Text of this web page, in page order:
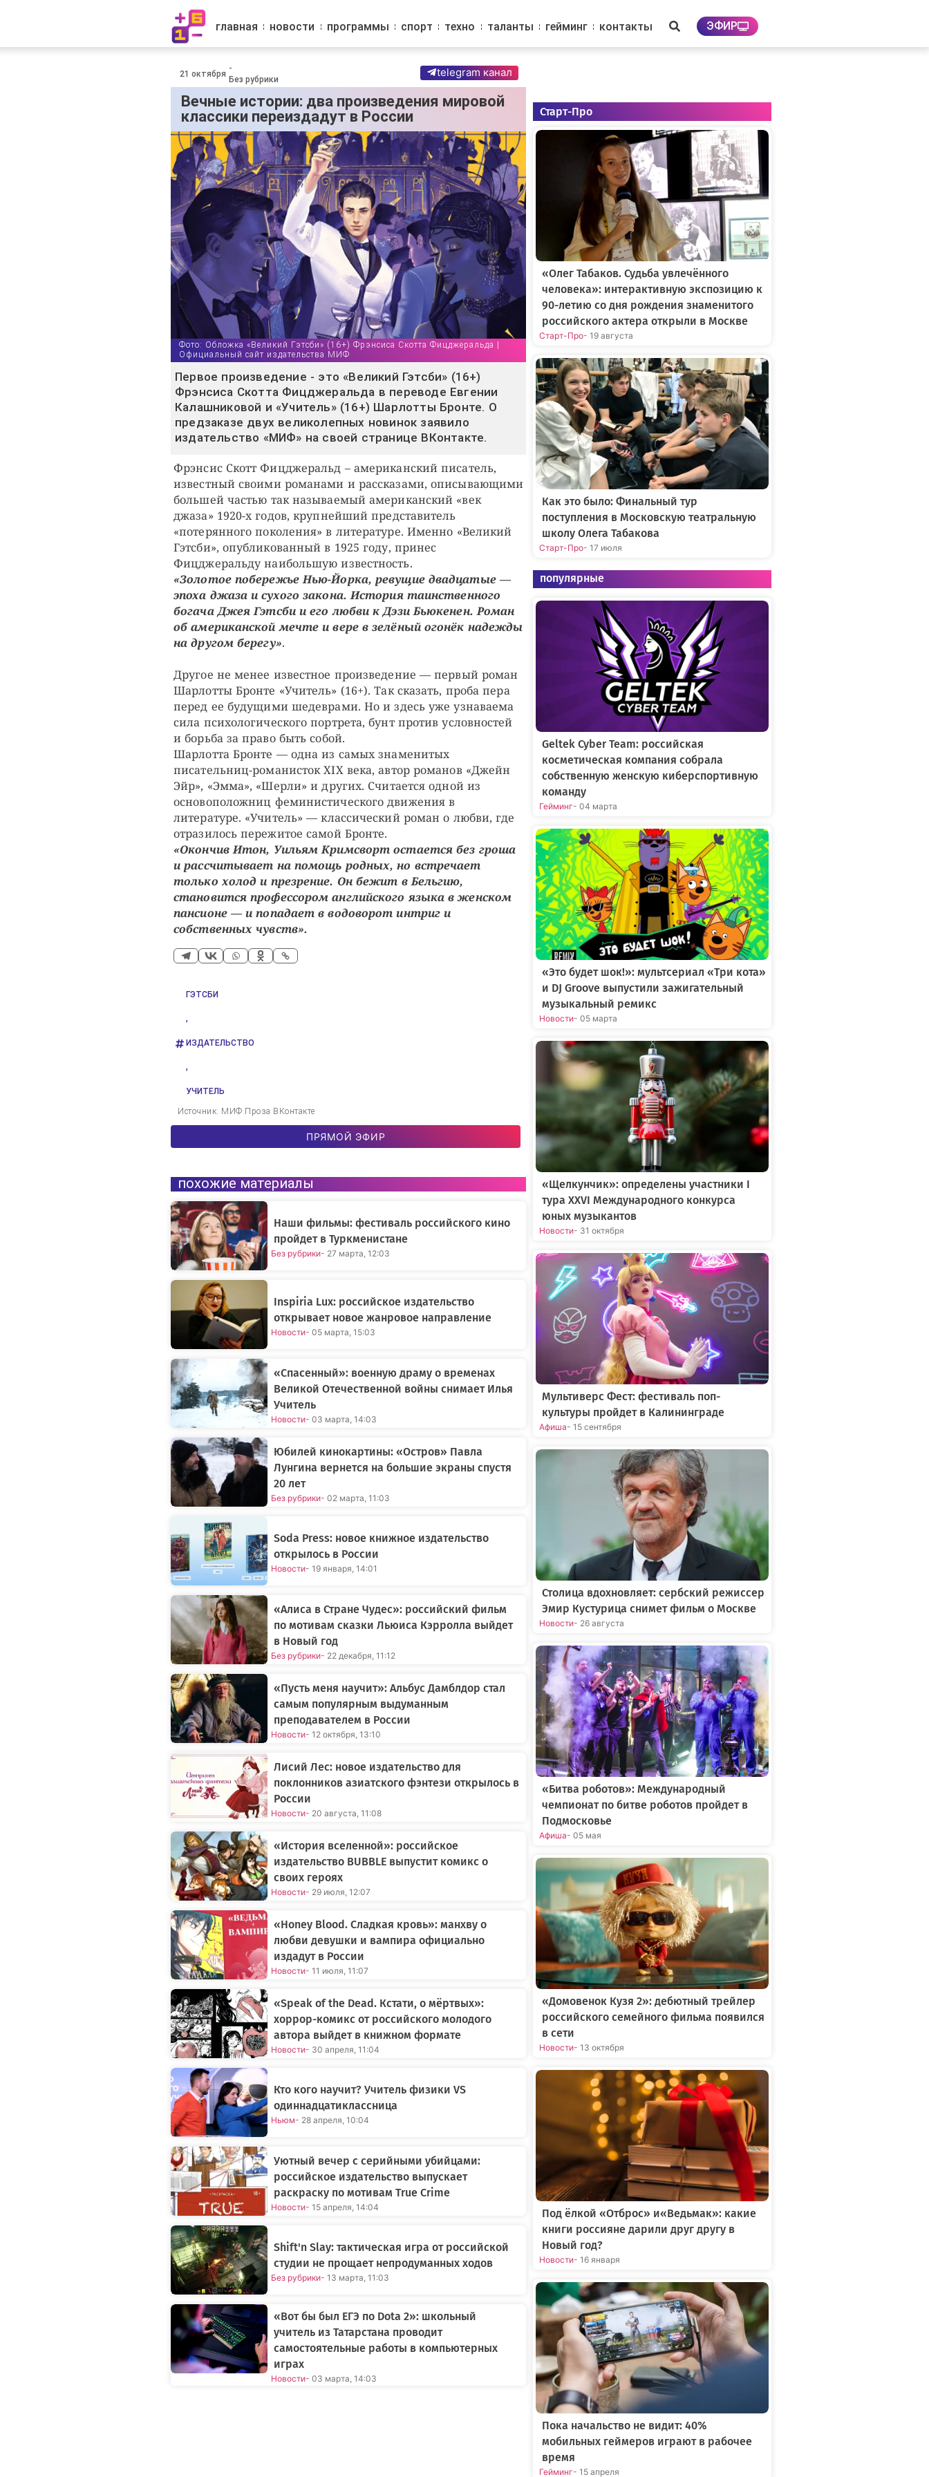
главная новости программы спорт техно таланты гейминг контакты ЭФИР
21 октября
-
Без рубрики
telegram канал
Вечные истории: два произведения мировой
классики переиздадут в России
Фото: Обложка «Великий Гэтсби» (16+) Фрэнсиса Скотта Фицджеральда |
Официальный сайт издательства МИФ
Первое произведение - это «Великий Гэтсби» (16+)
Фрэнсиса Скотта Фицджеральда в переводе Евгении
Калашниковой и «Учитель» (16+) Шарлотты Бронте. О
предзаказе двух великолепных новинок заявило
издательство «МИФ» на своей странице ВКонтакте.
Фрэнсис Скотт Фицджеральд – американский писатель,
известный своими романами и рассказами, описывающими
большей частью так называемый американский «век
джаза» 1920-х годов, крупнейший представитель
«потерянного поколения» в литературе. Именно «Великий
Гэтсби», опубликованный в 1925 году, принес
Фицджеральду наибольшую известность.
«Золотое побережье Нью-Йорка, ревущие двадцатые —
эпоха джаза и сухого закона. История таинственного
богача Джея Гэтсби и его любви к Дэзи Бьюкенен. Роман
об американской мечте и вере в зелёный огонёк надежды
на другом берегу».
Другое не менее известное произведение — первый роман
Шарлотты Бронте «Учитель» (16+). Так сказать, проба пера
перед ее будущими шедеврами. Но и здесь уже узнаваема
сила психологического портрета, бунт против условностей
и борьба за право быть собой.
Шарлотта Бронте — одна из самых знаменитых
писательниц-романисток XIX века, автор романов «Джейн
Эйр», «Эмма», «Шерли» и других. Считается одной из
основоположниц феминистического движения в
литературе. «Учитель» — классический роман о любви, где
отразилось пережитое самой Бронте.
«Окончив Итон, Уильям Кримсворт остается без гроша
и рассчитывает на помощь родных, но встречает
только холод и презрение. Он бежит в Бельгию,
становится профессором английского языка в женском
пансионе — и попадает в водоворот интриг и
собственных чувств».
ГЭТСБИ
,
ИЗДАТЕЛЬСТВО
,
УЧИТЕЛЬ
Источник: МИФ.Проза ВКонтакте
ПРЯМОЙ ЭФИР
похожие материалы
Наши фильмы: фестиваль российского кино
пройдет в Туркменистане
Без рубрики- 27 марта, 12:03
Inspiria Lux: российское издательство
открывает новое жанровое направление
Новости- 05 марта, 15:03
«Спасенный»: военную драму о временах
Великой Отечественной войны снимает Илья
Учитель
Новости- 03 марта, 14:03
Юбилей кинокартины: «Остров» Павла
Лунгина вернется на большие экраны спустя
20 лет
Без рубрики- 02 марта, 11:03
Soda Press: новое книжное издательство
открылось в России
Новости- 19 января, 14:01
«Алиса в Стране Чудес»: российский фильм
по мотивам сказки Льюиса Кэрролла выйдет
в Новый год
Без рубрики- 22 декабря, 11:12
«Пусть меня научит»: Альбус Дамблдор стал
самым популярным выдуманным
преподавателем в России
Новости- 12 октября, 13:10
Лисий Лес: новое издательство для
поклонников азиатского фэнтези открылось в
России
Новости- 20 августа, 11:08
«История вселенной»: российское
издательство BUBBLE выпустит комикс о
своих героях
Новости- 29 июля, 12:07
«Honey Blood. Сладкая кровь»: манхву о
любви девушки и вампира официально
издадут в России
Новости- 11 июля, 11:07
«Speak of the Dead. Кстати, о мёртвых»:
хоррор-комикс от российского молодого
автора выйдет в книжном формате
Новости- 30 апреля, 11:04
Кто кого научит? Учитель физики VS
одиннадцатиклассница
Ньюм- 28 апреля, 10:04
Уютный вечер с серийными убийцами:
российское издательство выпускает
раскраску по мотивам True Crime
Новости- 15 апреля, 14:04
Shift'n Slay: тактическая игра от российской
студии не прощает непродуманных ходов
Без рубрики- 13 марта, 11:03
«Вот бы был ЕГЭ по Dota 2»: школьный
учитель из Татарстана проводит
самостоятельные работы в компьютерных
играх
Новости- 03 марта, 14:03
Старт-Про
«Олег Табаков. Судьба увлечённого
человека»: интерактивную экспозицию к
90-летию со дня рождения знаменитого
российского актера открыли в Москве
Старт-Про- 19 августа
Как это было: Финальный тур
поступления в Московскую театральную
школу Олега Табакова
Старт-Про- 17 июля
популярные
Geltek Cyber Team: российская
косметическая компания собрала
собственную женскую киберспортивную
команду
Гейминг- 04 марта
«Это будет шок!»: мультсериал «Три кота»
и DJ Groove выпустили зажигательный
музыкальный ремикс
Новости- 05 марта
«Щелкунчик»: определены участники I
тура XXVI Международного конкурса
юных музыкантов
Новости- 31 октября
Мультиверс Фест: фестиваль поп-
культуры пройдет в Калининграде
Афиша- 15 сентября
Столица вдохновляет: сербский режиссер
Эмир Кустурица снимет фильм о Москве
Новости- 26 августа
«Битва роботов»: Международный
чемпионат по битве роботов пройдет в
Подмосковье
Афиша- 05 мая
«Домовенок Кузя 2»: дебютный трейлер
российского семейного фильма появился
в сети
Новости- 13 октября
Под ёлкой «Отброс» и«Ведьмак»: какие
книги россияне дарили друг другу в
Новый год?
Новости- 16 января
Пока начальство не видит: 40%
мобильных геймеров играют в рабочее
время
Гейминг- 15 апреля